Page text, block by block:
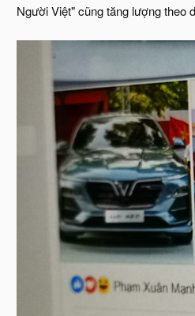
Người Việt" cũng tăng lượng theo